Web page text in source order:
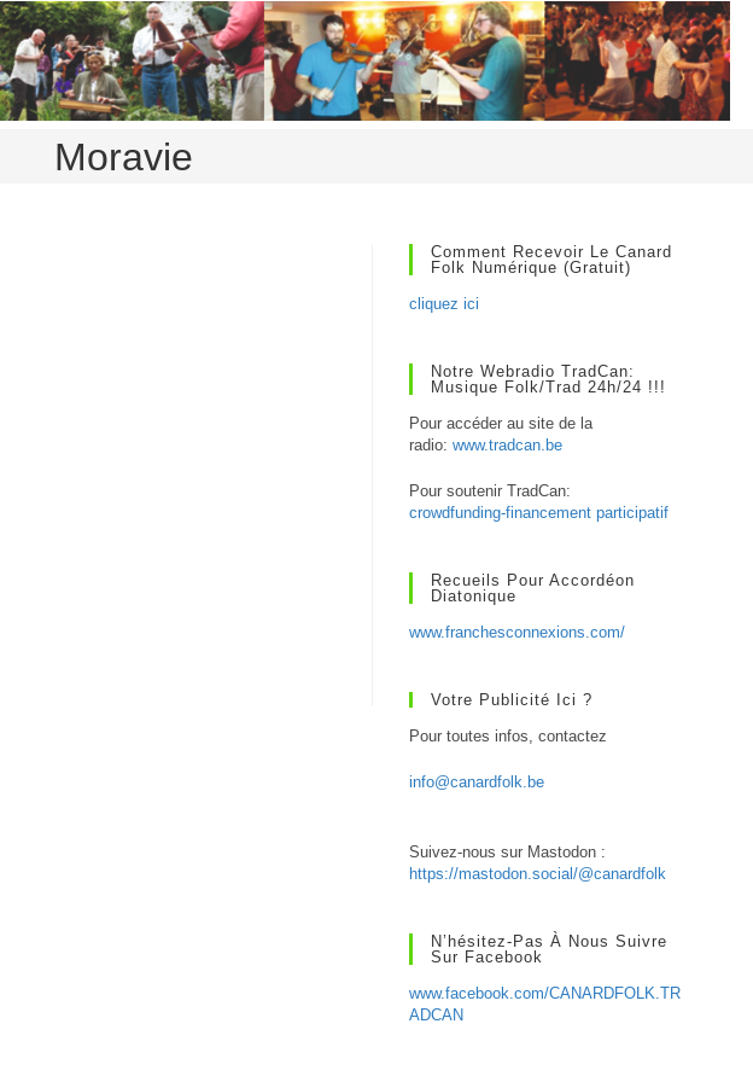
Moravie
Comment Recevoir Le Canard
Folk Numérique (gratuit)
cliquez ici
Notre Webradio TradCan:
Musique Folk/Trad 24h/24 !!!
Pour accéder au site de la
radio:www.tradcan.be
Pour soutenir TradCan:
crowdfunding-financement participatif
Recueils Pour Accordéon
Diatonique
www.franchesconnexions.com/
Votre Publicité Ici ?
Pour toutes infos, contactez
info@canardfolk.be
Suivez-nous sur Mastodon :
https://mastodon.social/@canardfolk
N’hésitez-Pas À Nous Suivre
Sur Facebook
www.facebook.com/CANARDFOLK.TR
ADCAN